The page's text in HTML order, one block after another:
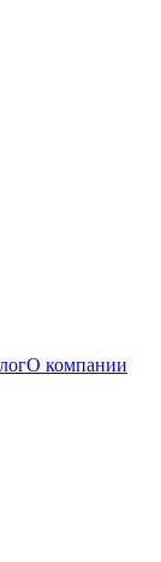
О компании